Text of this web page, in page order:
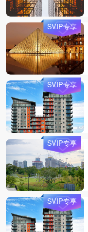
SVIP专享
SVIP专享
SVIP专享
SVIP专享